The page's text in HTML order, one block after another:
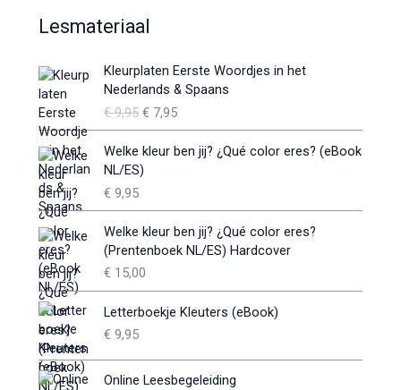
Lesmateriaal
Kleurplaten Eerste Woordjes in het
Nederlands & Spaans
€9,95
O
o
r
s
r
o
k
e
l
i
j
k
r
i
€ 7,95
H
u
i
d
g
r
i
j
i
s
7
Welke kleur ben jij? ¿Qué color eres? (eBook
NL/ES)
€ 9,95
Welke kleur ben jij? ¿Qué color eres?
(Prentenboek NL/ES) Hardcover
€ 15,00
Letterboekje Kleuters (eBook)
€ 9,95
Online Leesbegeleiding